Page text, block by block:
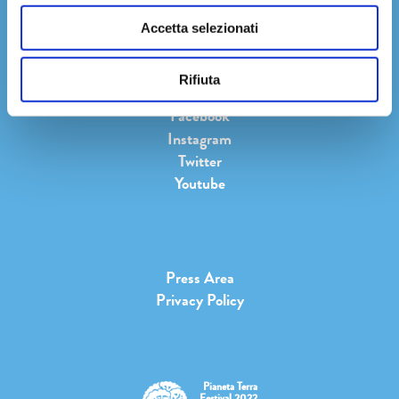
Accetta selezionati
Rifiuta
Facebook
Instagram
Twitter
Youtube
Press Area
Privacy Policy
Pianeta Terra